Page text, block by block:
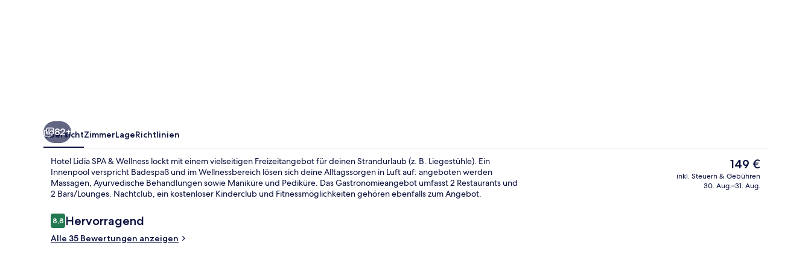
Sauna, Körperbehandlungen, Ganzkörperwickelbehandlung, Körperpeelings
2 Restaurants; Frühstück,
82+
ÜbersichtZimmerLageRichtlinien
Hotel Lidia SPA & Wellness lockt mit einem vielseitigen Freizeitangebot für deinen Strandurlaub (z. B. Liegestühle). Ein
Innenpool verspricht Badespaß und im Wellnessbereich lösen sich deine Alltagssorgen in Luft auf: angeboten werden
Massagen, Ayurvedische Behandlungen sowie Maniküre und Pediküre. Das Gastronomieangebot umfasst 2 Restaurants und
2 Bars/Lounges. Nachtclub, ein kostenloser Kinderclub und Fitnessmöglichkeiten gehören ebenfalls zum Angebot.
Bewertungen
8,88,8 von 10.
Hervorragend
Alle 35 Bewertungen anzeigen
Der
aktuelle
Preis
149 €
inkl. Steuern & Gebühren
30. Aug.–31. Aug.